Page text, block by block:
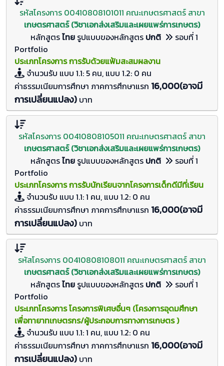
รหัสโครงการ 00410808101011 คณะเกษตรศาสตร์ สาขา
เกษตรศาสตร์ (วิชาเอกส่งเสริมและเผยแพร่การเกษตร)
หลักสูตรไทย รูปแบบของหลักสูตร ปกติ
รอบที่ 1
Portfolio
ประเภทโครงการ การรับด้วยแฟ้มสะสมผลงาน
จำนวนรับ แบบ 1.1: 5 คน, แบบ 1.2: 0 คน
ค่าธรรมเนียมการศึกษา ภาคการศึกษาแรก 16,000(อาจมี
การเปลี่ยนแปลง) บาท
รหัสโครงการ 00410808105011 คณะเกษตรศาสตร์ สาขา
เกษตรศาสตร์ (วิชาเอกส่งเสริมและเผยแพร่การเกษตร)
หลักสูตรไทย รูปแบบของหลักสูตร ปกติ
รอบที่ 1
Portfolio
ประเภทโครงการ การรับนักเรียนจากโครงการเด็กดีมีที่เรียน
จำนวนรับ แบบ 1.1: 1 คน, แบบ 1.2: 0 คน
ค่าธรรมเนียมการศึกษา ภาคการศึกษาแรก 16,000(อาจมี
การเปลี่ยนแปลง) บาท
รหัสโครงการ 00410808108011 คณะเกษตรศาสตร์ สาขา
เกษตรศาสตร์ (วิชาเอกส่งเสริมและเผยแพร่การเกษตร)
หลักสูตรไทย รูปแบบของหลักสูตร ปกติ
รอบที่ 1
Portfolio
ประเภทโครงการ โครงการพิเศษอื่นๆ (โครงการอุดมศึกษา
เพื่อทายาทเกษตรกร/ผู้ประกอบการทางการเกษตร )
จำนวนรับ แบบ 1.1: 1 คน, แบบ 1.2: 0 คน
ค่าธรรมเนียมการศึกษา ภาคการศึกษาแรก 16,000(อาจมี
การเปลี่ยนแปลง) บาท